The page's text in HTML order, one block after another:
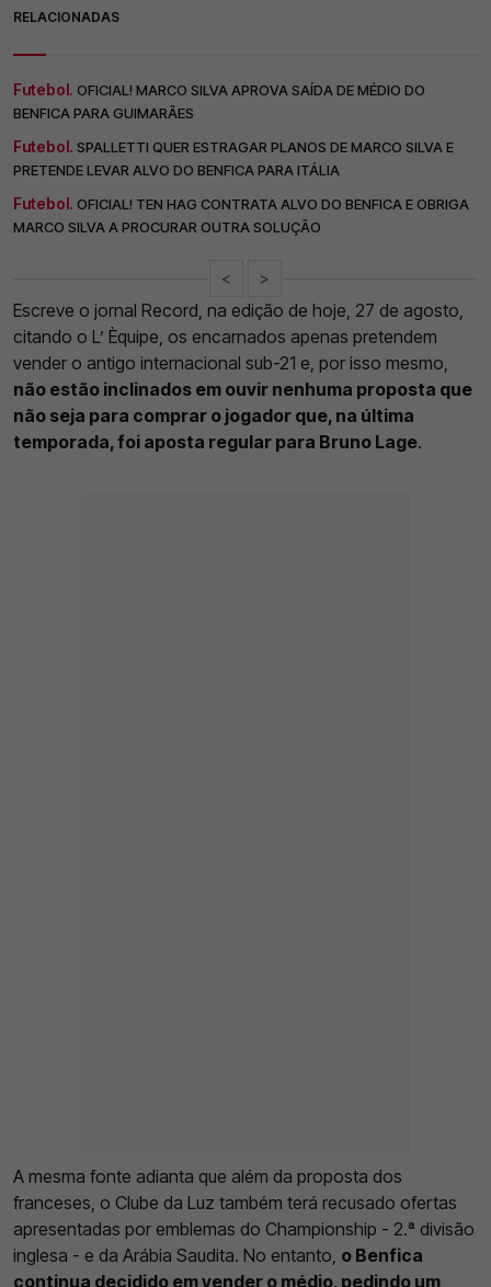
RELACIONADAS
Futebol. OFICIAL! MARCO SILVA APROVA SAÍDA DE MÉDIO DO
BENFICA PARA GUIMARÃES
Futebol. SPALLETTI QUER ESTRAGAR PLANOS DE MARCO SILVA E
PRETENDE LEVAR ALVO DO BENFICA PARA ITÁLIA
Futebol. OFICIAL! TEN HAG CONTRATA ALVO DO BENFICA E OBRIGA
MARCO SILVA A PROCURAR OUTRA SOLUÇÃO
< >
Escreve o jornal Record, na edição de hoje, 27 de agosto,
citando o L’ Èquipe, os encarnados apenas pretendem
vender o antigo internacional sub-21 e, por isso mesmo,
não estão inclinados em ouvir nenhuma proposta que
não seja para comprar o jogador que, na última
temporada, foi aposta regular para Bruno Lage.
A mesma fonte adianta que além da proposta dos
franceses, o Clube da Luz também terá recusado ofertas
apresentadas por emblemas do Championship - 2.ª divisão
inglesa - e da Arábia Saudita. No entanto, o Benfica
continua decidido em vender o médio, pedindo um